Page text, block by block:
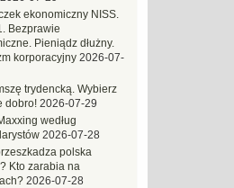
ekonomiczny NISS.
Bezprawie
Pieniądz dłużny.
korporacyjny 2026-07-
trydencką. Wybierz
dobro! 2026-07-29
według
2026-07-28
polska
Kto zarabia na
2026-07-28